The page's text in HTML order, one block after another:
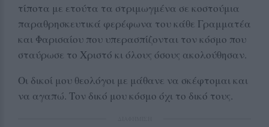
τίποτα με ετούτα τα στριμωγμένα σε κοστούμια
παραθρησκευτικά φερέφωνα του κάθε Γραμματέα
και Φαρισαίου που υπερασπίζονται τον κόσμο που
σταύρωσε το Χριστό κι όλους όσους ακολούθησαν.
Οι δικοί μου θεολόγοι με μάθανε να σκέφτομαι και
να αγαπώ. Τον δικό μου κόσμο όχι το δικό τους.